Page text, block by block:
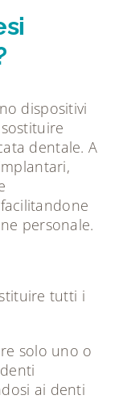
dispositivi
dentale. A
personale.
tutti i
solo uno o
ai denti